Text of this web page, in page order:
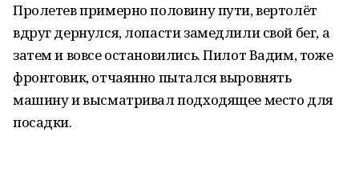
Пролетев примерно половину пути, вертолёт
вдруг дернулся, лопасти замедлили свой бег, а
затем и вовсе остановились. Пилот Вадим, тоже
фронтовик, отчаянно пытался выровнять
машину и высматривал подходящее место для
посадки.